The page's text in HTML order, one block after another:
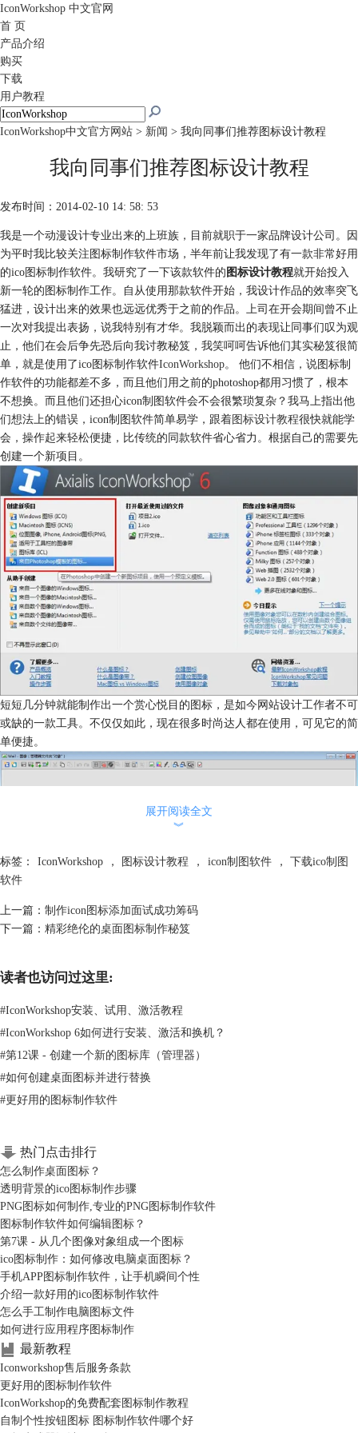
IconWorkshop 中文官网
首 页
产品介绍
购买
下载
用户教程
IconWorkshop中文官方网站 > 新闻 > 我向同事们推荐图标设计教程
我向同事们推荐图标设计教程
发布时间：2014-02-10 14: 58: 53
我是一个动漫设计专业出来的上班族，目前就职于一家品牌设计公司。因
为平时我比较关注图标制作软件市场，半年前让我发现了有一款非常好用
的ico图标制作软件。我研究了一下该款软件的图标设计教程就开始投入
新一轮的图标制作工作。自从使用那款软件开始，我设计作品的效率突飞
猛进，设计出来的效果也远远优秀于之前的作品。上司在开会期间曾不止
一次对我提出表扬，说我特别有才华。我脱颖而出的表现让同事们叹为观
止，他们在会后争先恐后向我讨教秘笈，我笑呵呵告诉他们其实秘笈很简
单，就是使用了ico图标制作软件IconWorkshop。 他们不相信，说图标制
作软件的功能都差不多，而且他们用之前的photoshop都用习惯了，根本
不想换。而且他们还担心icon制图软件会不会很繁琐复杂？我马上指出他
们想法上的错误，icon制图软件简单易学，跟着图标设计教程很快就能学
会，操作起来轻松便捷，比传统的同款软件省心省力。根据自己的需要先
创建一个新项目。
短短几分钟就能制作出一个赏心悦目的图标，是如今网站设计工作者不可
或缺的一款工具。不仅仅如此，现在很多时尚达人都在使用，可见它的简
单便捷。
听完我上面的介绍，同事们决定下载ico制图软件的图标设计教程来学
设计教程。事实证明选择ico制图软件会是一个明智的做法，它的功能之
强大是其他同款软件所无法企及的，如果你看到这篇文章，也想尝试一下
的话，那还等什么，事不宜迟，赶紧参与我们的队伍当中吧！
展开阅读全文
︾
标签： IconWorkshop ， 图标设计教程 ， icon制图软件 ，
下载ico制图
软件
上一篇： 制作icon图标添加面试成功筹码
下一篇： 精彩绝伦的桌面图标制作秘笈
读者也访问过这里:
#IconWorkshop安装、试用、激活教程
#IconWorkshop 6如何进行安装、激活和换机？
#第12课 - 创建一个新的图标库（管理器）
#如何创建桌面图标并进行替换
#更好用的图标制作软件
热门点击排行
怎么制作桌面图标？
透明背景的ico图标制作步骤
PNG图标如何制作,专业的PNG图标制作软件
图标制作软件如何编辑图标？
第7课 - 从几个图像对象组成一个图标
ico图标制作：如何修改电脑桌面图标？
手机APP图标制作软件，让手机瞬间个性
介绍一款好用的ico图标制作软件
怎么手工制作电脑图标文件
如何进行应用程序图标制作
最新教程
Iconworkshop售后服务条款
更好用的图标制作软件
IconWorkshop的免费配套图标制作教程
自制个性按钮图标 图标制作软件哪个好